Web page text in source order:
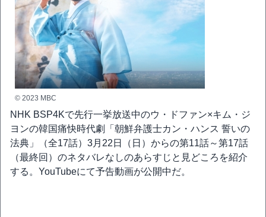
© 2023 MBC
NHK BSP4Kで先行一挙放送中のウ・ドファン×キム・ジ
ヨンの韓国痛快時代劇「朝鮮弁護士カン・ハンス 誓いの
法典」（全17話）3月22日（日）からの第11話～第17話
（最終回）のネタバレなしのあらすじと見どころを紹介
する。YouTubeにて予告動画が公開中だ。